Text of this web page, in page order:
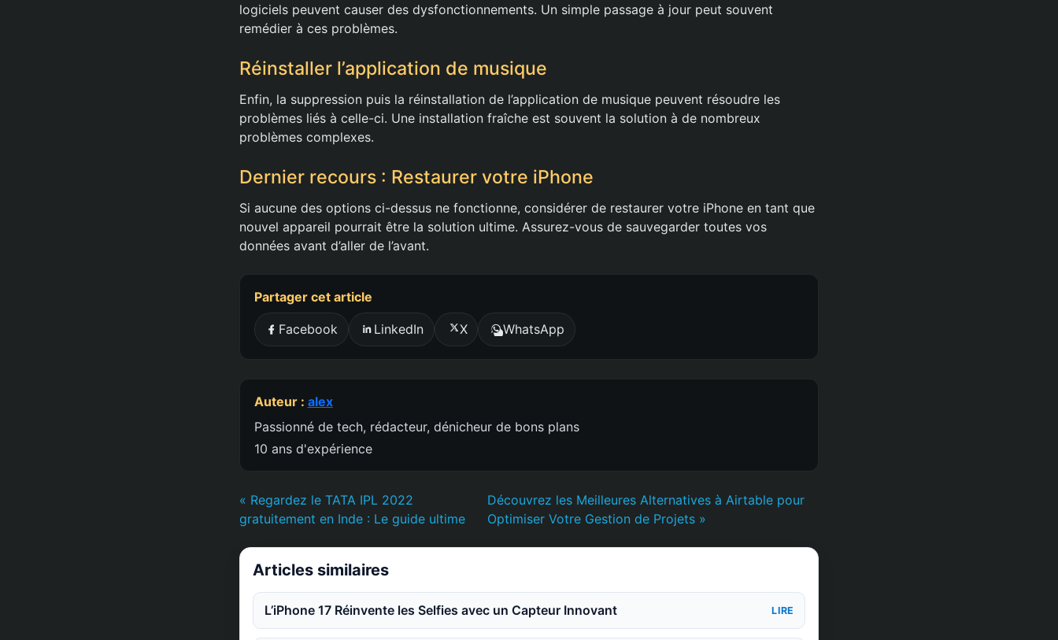
logiciels peuvent causer des dysfonctionnements. Un simple passage à jour peut souvent
remédier à ces problèmes.
Réinstaller l’application de musique
Enfin, la suppression puis la réinstallation de l’application de musique peuvent résoudre les
problèmes liés à celle-ci. Une installation fraîche est souvent la solution à de nombreux
problèmes complexes.
Dernier recours : Restaurer votre iPhone
Si aucune des options ci-dessus ne fonctionne, considérer de restaurer votre iPhone en tant que
nouvel appareil pourrait être la solution ultime. Assurez-vous de sauvegarder toutes vos
données avant d’aller de l’avant.
Partager cet article
Facebook LinkedIn X WhatsApp
Auteur : alex
Passionné de tech, rédacteur, dénicheur de bons plans
10 ans d'expérience
« Regardez le TATA IPL 2022
gratuitement en Inde : Le guide ultime
Découvrez les Meilleures Alternatives à Airtable pour
Optimiser Votre Gestion de Projets »
Articles similaires
L’iPhone 17 Réinvente les Selfies avec un Capteur Innovant LIRE